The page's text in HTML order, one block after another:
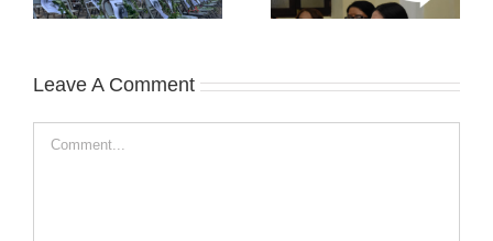
Leave A Comment